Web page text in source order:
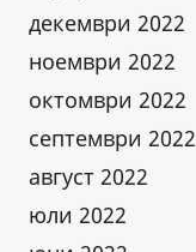
декември 2022
ноември 2022
октомври 2022
септември 2022
август 2022
юли 2022